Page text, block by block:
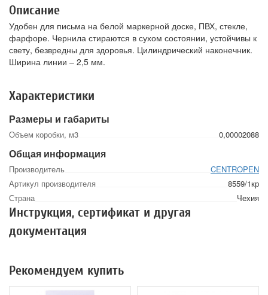
Описание
Удобен для письма на белой маркерной доске, ПВХ, стекле,
фарфоре. Чернила стираются в сухом состоянии, устойчивы к
свету, безвредны для здоровья. Цилиндрический наконечник.
Ширина линии – 2,5 мм.
Характеристики
Размеры и габариты
Объем коробки, м3 0,00002088
Общая информация
Производитель
CENTROPEN
Артикул производителя
8559/1кр
Страна
Чехия
Инструкция, сертификат и другая
документация
Рекомендуем купить